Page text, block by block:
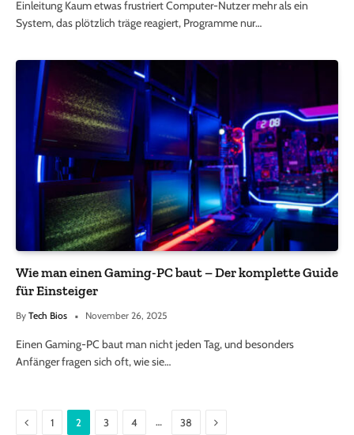
Einleitung Kaum etwas frustriert Computer-Nutzer mehr als ein
System, das plötzlich träge reagiert, Programme nur…
Wie man einen Gaming-PC baut – Der komplette Guide
für Einsteiger
By Tech Bios November 26, 2025
Einen Gaming-PC baut man nicht jeden Tag, und besonders
Anfänger fragen sich oft, wie sie…
Previous
1 2 3 4 … 38 Next